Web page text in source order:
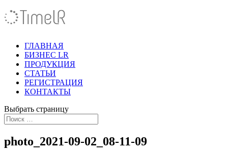
ГЛАВНАЯ
БИЗНЕС LR
ПРОДУКЦИЯ
СТАТЬИ
РЕГИСТРАЦИЯ
КОНТАКТЫ
Выбрать страницу
photo_2021-09-02_08-11-09